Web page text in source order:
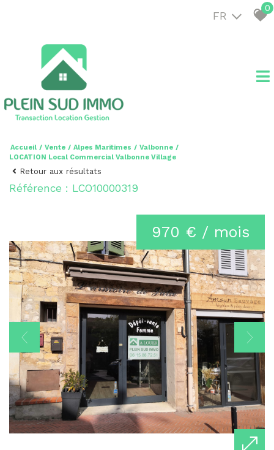
FR
0
Accueil Vente Alpes Maritimes
Valbonne
LOCATION Local Commercial Valbonne Village
Retour aux résultats
Référence : LCO10000319
970 € / mois